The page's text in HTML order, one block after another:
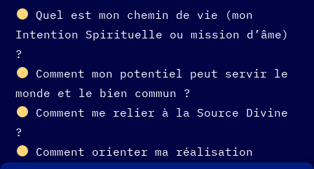
Quel est mon chemin de vie (mon
Intention Spirituelle ou mission d’âme)
?
Comment mon potentiel peut servir le
monde et le bien commun ?
Comment me relier à la Source Divine
?
Comment orienter ma réalisation